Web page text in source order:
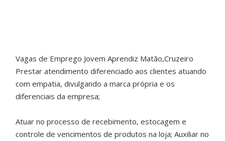
Vagas de Emprego Jovem Aprendiz Matão,Cruzeiro
Prestar atendimento diferenciado aos clientes atuando
com empatia, divulgando a marca própria e os
diferenciais da empresa;
Atuar no processo de recebimento, estocagem e
controle de vencimentos de produtos na loja; Auxiliar no